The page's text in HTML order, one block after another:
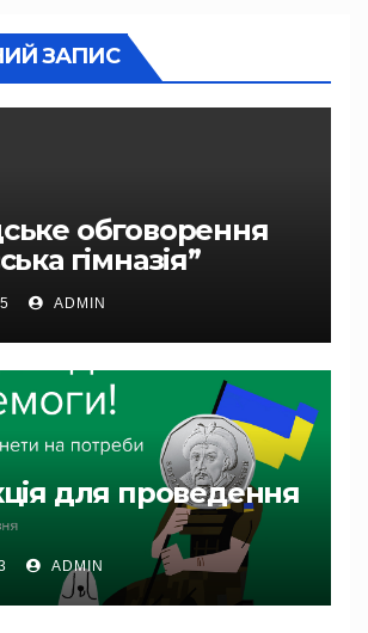
ЗАПИС
обговорення
гімназія”
ADMIN
для проведення
ADMIN